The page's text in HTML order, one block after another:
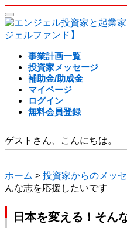
事業計画一覧
投資家メッセージ
補助金/助成金
マイページ
ログイン
無料会員登録
ゲストさん、こんにちは。
ホーム > 投資家からのメッ
んな志を応援したいです
日本を変える！そん